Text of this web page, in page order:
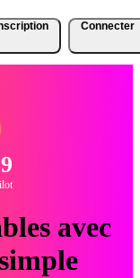
Connecter
avec